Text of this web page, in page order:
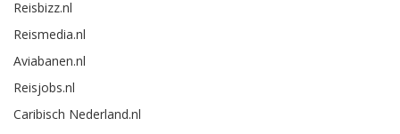
Reisbizz.nl
Reismedia.nl
Aviabanen.nl
Reisjobs.nl
Caribisch Nederland.nl